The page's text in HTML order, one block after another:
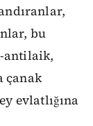
bu
antilaik,
çanak
evlatlığına